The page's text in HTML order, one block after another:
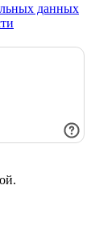
данных